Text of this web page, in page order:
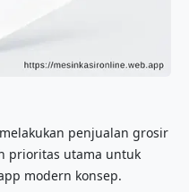
penjualan grosir
prioritas utama untuk
modern konsep.